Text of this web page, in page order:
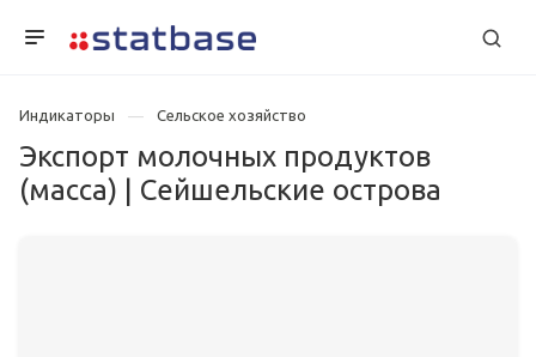
Индикаторы Сельское хозяйство
Экспорт молочных продуктов
(масса) | Сейшельские острова